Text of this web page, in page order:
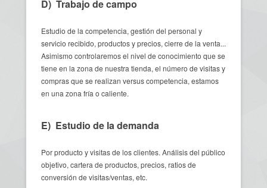
D) Trabajo de campo
Estudio de la competencia, gestión del personal y
servicio recibido, productos y precios, cierre de la venta...
Asimismo controlaremos el nivel de conocimiento que se
tiene en la zona de nuestra tienda, el número de visitas y
compras que se realizan versus competencia, estamos
en una zona fría o caliente.
E) Estudio de la demanda
Por producto y visitas de los clientes. Análisis del público
objetivo, cartera de productos, precios, ratios de
conversión de visitas/ventas, etc.